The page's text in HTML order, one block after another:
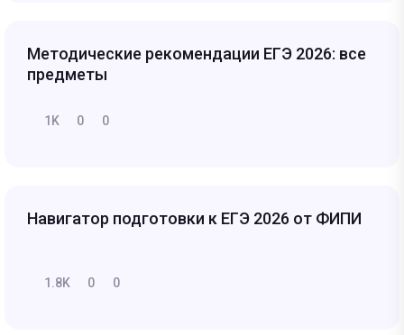
Методические рекомендации ЕГЭ 2026: все
предметы
1K 0 0
Навигатор подготовки к ЕГЭ 2026 от ФИПИ
1.8K 0 0